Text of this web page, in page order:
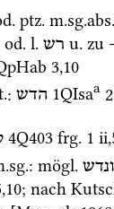
ptz. m.sg.abs.
od. l. רש u. zu
3,10
: הדש 1QIsaa
4Q403 frg. 1 ii,
sg.: mögl. ונדש
,10; nach